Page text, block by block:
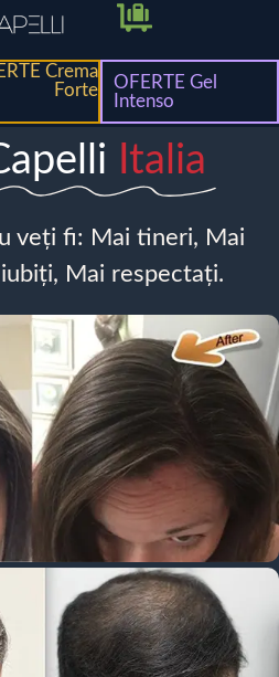
Crema
Forte
OFERTE Gel
Intenso
Italia
veți fi: Mai tineri, Mai
Mai respectați.